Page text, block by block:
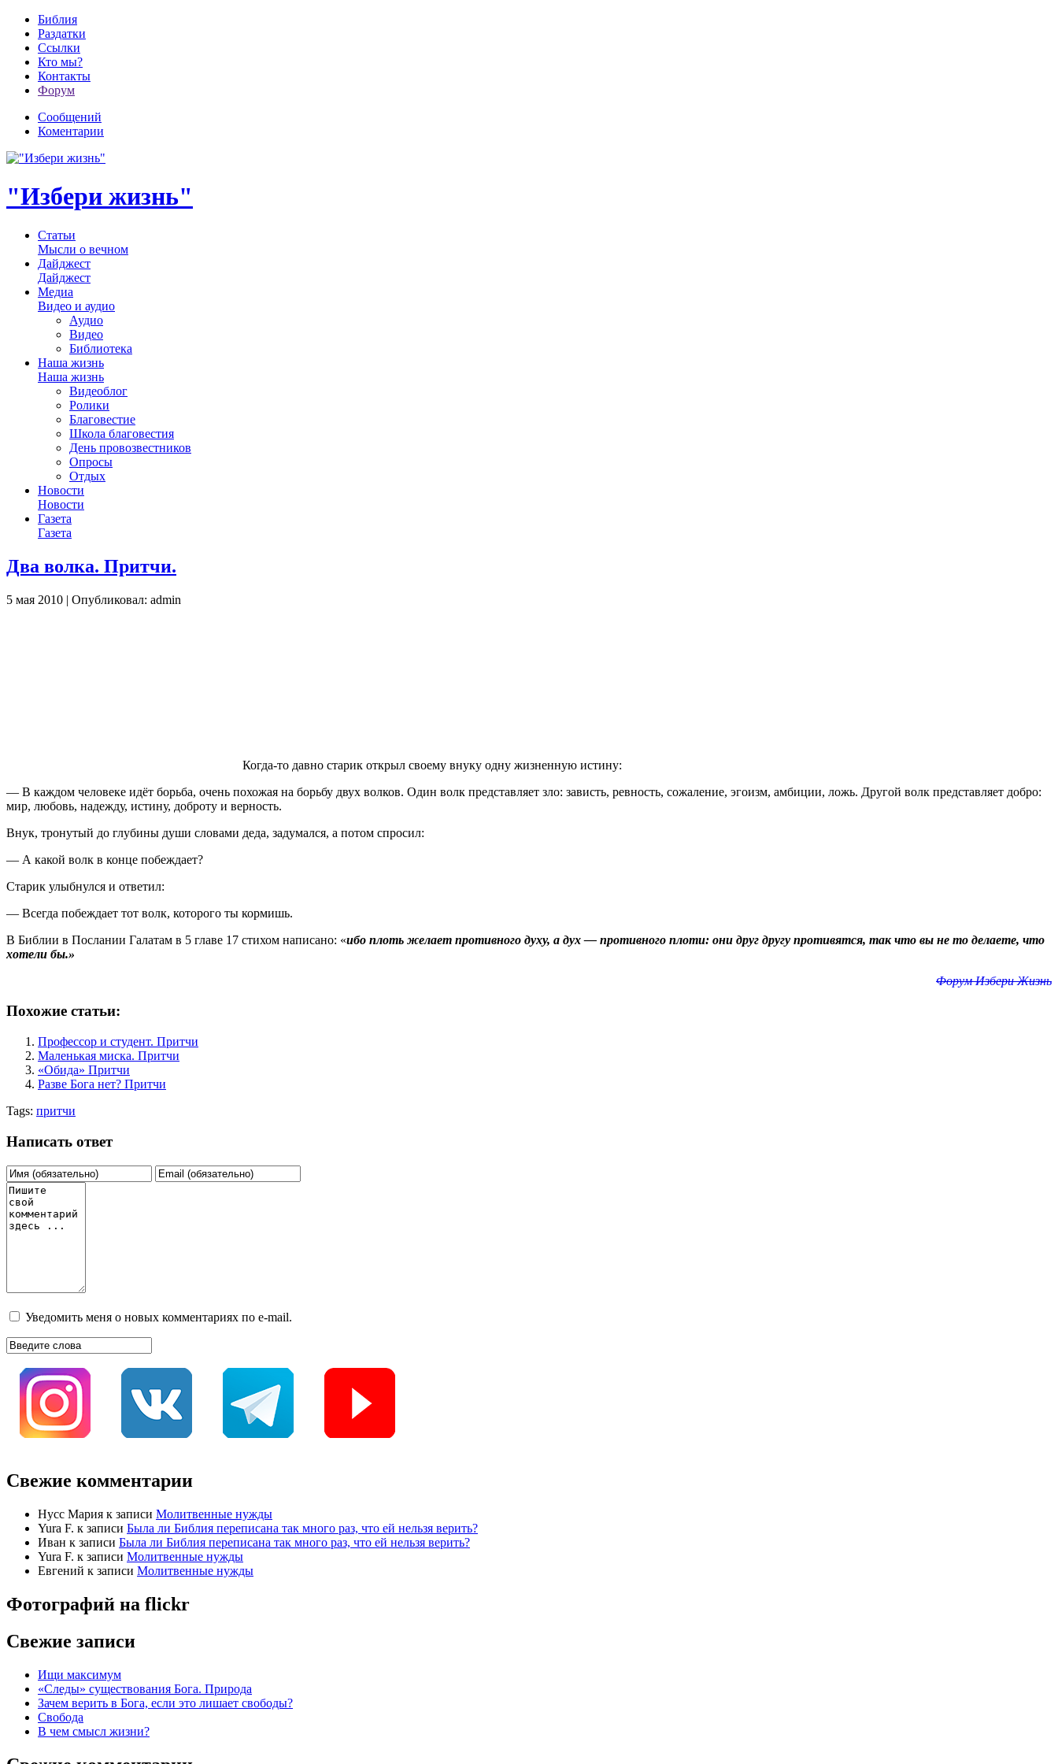
Библия
Раздатки
Ссылки
Кто мы?
Контакты
Форум
Сообщений
Коментарии
"Избери жизнь"
Статьи
Мысли о вечном
Дайджест
Дайджест
Медиа
Видео и аудио
Аудио
Видео
Библиотека
Наша жизнь
Наша жизнь
Видеоблог
Ролики
Благовестие
Школа благовестия
День провозвестников
Опросы
Отдых
Новости
Новости
Газета
Газета
Два волка. Притчи.
5 мая 2010 | Опубликовал: admin
Когда-то давно старик открыл своему внуку одну жизненную истину:
— В каждом человеке идёт борьба, очень похожая на борьбу двух волков. Один волк представляет зло: зависть, ревность, сожаление, эгоизм, амбиции, ложь. Другой волк представляет добро:
мир, любовь, надежду, истину, доброту и верность.
Внук, тронутый до глубины души словами деда, задумался, а потом спросил:
— А какой волк в конце побеждает?
Старик улыбнулся и ответил:
— Всегда побеждает тот волк, которого ты кормишь.
В Библии в Послании Галатам в 5 главе 17 стихом написано: «ибо плоть желает противного духу, а дух — противного плоти: они друг другу противятся, так что вы не то делаете, что
хотели бы.»
Форум Избери Жизнь
Похожие статьи:
Профессор и студент. Притчи
Маленькая миска. Притчи
«Обида» Притчи
Разве Бога нет? Притчи
Tags: притчи
Написать ответ
Уведомить меня о новых комментариях по e-mail.
Свежие комментарии
Нусс Мария к записи Молитвенные нужды
Yura F. к записи Была ли Библия переписана так много раз, что ей нельзя верить?
Иван к записи Была ли Библия переписана так много раз, что ей нельзя верить?
Yura F. к записи Молитвенные нужды
Евгений к записи Молитвенные нужды
Фотографий на flickr
Свежие записи
Ищи максимум
«Следы» существования Бога. Природа
Зачем верить в Бога, если это лишает свободы?
Свобода
В чем смысл жизни?